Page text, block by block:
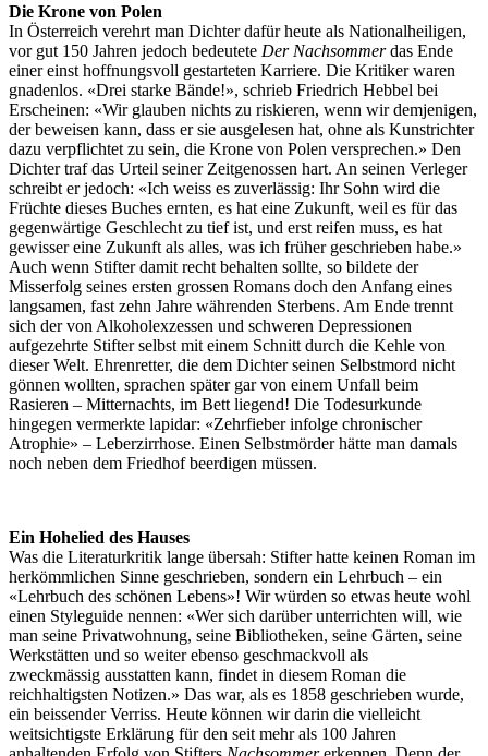
Die Krone von Polen
In Österreich verehrt man Dichter dafür heute als Nationalheiligen,
vor gut 150 Jahren jedoch bedeutete Der Nachsommerdas Ende
einer einst hoffnungsvoll gestarteten Karriere. Die Kritiker waren
gnadenlos. «Drei starke Bände!», schrieb Friedrich Hebbel bei
Erscheinen: «Wir glauben nichts zu riskieren, wenn wir demjenigen,
der beweisen kann, dass er sie ausgelesen hat, ohne als Kunstrichter
dazu verpflichtet zu sein, die Krone von Polen versprechen.» Den
Dichter traf das Urteil seiner Zeitgenossen hart. An seinen Verleger
schreibt er jedoch: «Ich weiss es zuverlässig: Ihr Sohn wird die
Früchte dieses Buches ernten, es hat eine Zukunft, weil es für das
gegenwärtige Geschlecht zu tief ist, und erst reifen muss, es hat
gewisser eine Zukunft als alles, was ich früher geschrieben habe.»
Auch wenn Stifter damit recht behalten sollte, so bildete der
Misserfolg seines ersten grossen Romans doch den Anfang eines
langsamen, fast zehn Jahre währenden Sterbens. Am Ende trennt
sich der von Alkoholexzessen und schweren Depressionen
aufgezehrte Stifter selbst mit einem Schnitt durch die Kehle von
dieser Welt. Ehrenretter, die dem Dichter seinen Selbstmord nicht
gönnen wollten, sprachen später gar von einem Unfall beim
Rasieren – Mitternachts, im Bett liegend! Die Todesurkunde
hingegen vermerkte lapidar: «Zehrfieber infolge chronischer
Atrophie» – Leberzirrhose. Einen Selbstmörder hätte man damals
noch neben dem Friedhof beerdigen müssen.
Ein Hohelied des Hauses
Was die Literaturkritik lange übersah: Stifter hatte keinen Roman im
herkömmlichen Sinne geschrieben, sondern ein Lehrbuch – ein
«Lehrbuch des schönen Lebens»! Wir würden so etwas heute wohl
einen Styleguide nennen: «Wer sich darüber unterrichten will, wie
man seine Privatwohnung, seine Bibliotheken, seine Gärten, seine
Werkstätten und so weiter ebenso geschmackvoll als
zweckmässig ausstatten kann, findet in diesem Roman die
reichhaltigsten Notizen.» Das war, als es 1858 geschrieben wurde,
ein beissender Verriss. Heute können wir darin die vielleicht
weitsichtigste Erklärung für den seit mehr als 100 Jahren